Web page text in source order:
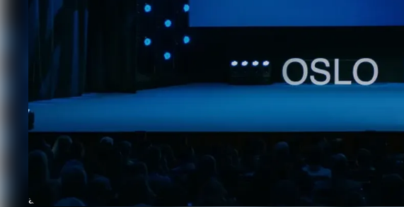
Oslo Freedom Forum (OFF) 2025
OFF 2025 ble arrangert 26.–28. mai, hovedsakelig i Oslo Konserthus og
på Rebel, og samlet over 1000 deltakere fra mer enn 100 nasjoner. Under
temaet «Imagine» ble det satt fokus på kraften i å forestille seg en friere
og mer rettferdig verden – en handling som i mange autoritære regimer
anses som en trussel.